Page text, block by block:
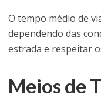
O tempo médio de
dependendo das
estrada e respeitar
Meios de